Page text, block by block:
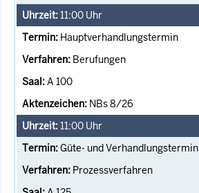
11:00 Uhr
Hauptverhandlungstermin
Berufungen
A 100
NBs 8/26
11:00 Uhr
Güte- und Verhandlungstermin
Prozessverfahren